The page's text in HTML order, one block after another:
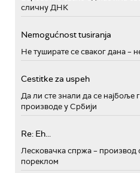
сличну ДНК
Nemogućnost tusiranja
Не туширате се сваког дана –
Cestitke za uspeh
Да ли сте знали да се најбоље
производе у Србији
Re: Eh...
Лесковачка спржа – производ
пореклом